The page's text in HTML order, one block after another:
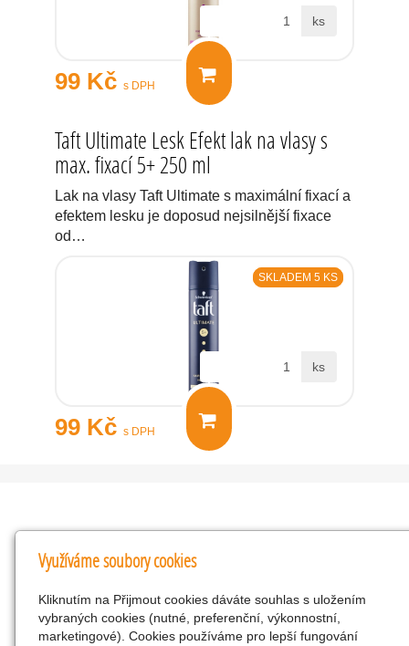
99 Kč s DPH
ks
Taft Ultimate Lesk Efekt lak na vlasy s
max. fixací 5+ 250 ml
Lak na vlasy Taft Ultimate s maximální fixací a
efektem lesku je doposud nejsilnější fixace
od…
SKLADEM 5 KS
99 Kč s DPH
ks
Kontakty
KNK obchodní společnost s r.o.
Komenského 127, Žacléř, 542 01 Číslo účtu:
286293602/0300
Využíváme soubory cookies
Kliknutím na Přijmout cookies dáváte souhlas s uložením
vybraných cookies (nutné, preferenční, výkonnostní,
marketingové). Cookies používáme pro lepší fungování